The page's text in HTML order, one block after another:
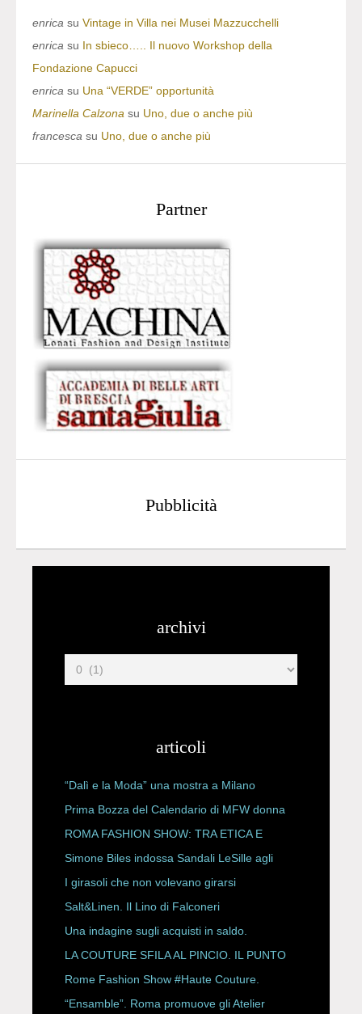
enrica su Vintage in Villa nei Musei Mazzucchelli
enrica su In sbieco….. Il nuovo Workshop della
Fondazione Capucci
enrica su Una “VERDE” opportunità
Marinella Calzona su Uno, due o anche più
francesca su Uno, due o anche più
Partner
Pubblicità
archivi
articoli
“Dalì e la Moda” una mostra a Milano
Prima Bozza del Calendario di MFW donna
P/E 2027
ROMA FASHION SHOW: TRA ETICA E
HAUTE COUTURE
Simone Biles indossa Sandali LeSille agli
ESPY Awards 2026
I girasoli che non volevano girarsi
Salt&Linen. Il Lino di Falconeri
Una indagine sugli acquisti in saldo.
LA COUTURE SFILA AL PINCIO. IL PUNTO
CON ALESSANDRO ONORATO E
ROBERTA ANGELILLI
Rome Fashion Show #Haute Couture.
“Ensamble”. Roma promuove gli Atelier